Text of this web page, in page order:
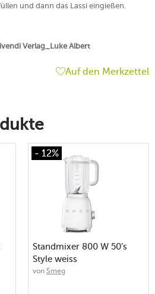
und dann das Lassi eingießen.
Verlag_Luke Albert
Auf den Merkzettel
- 12%
Standmixer 800 W 50’s
Style weiss
von Smeg